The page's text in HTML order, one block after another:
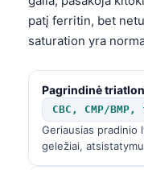
patį ferritin, bet
saturation yra
Pagrindinė
CBC, CMP/
Geriausias pradinio
geležiai,